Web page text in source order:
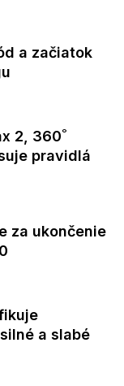
a začiatok
2, 360˚
pravidlá
za ukončenie
a slabé